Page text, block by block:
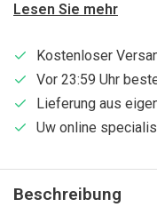
Lesen Sie mehr
Kostenloser
Vor 23:59 Uhr
Lieferung aus
Uw online
Beschreibung